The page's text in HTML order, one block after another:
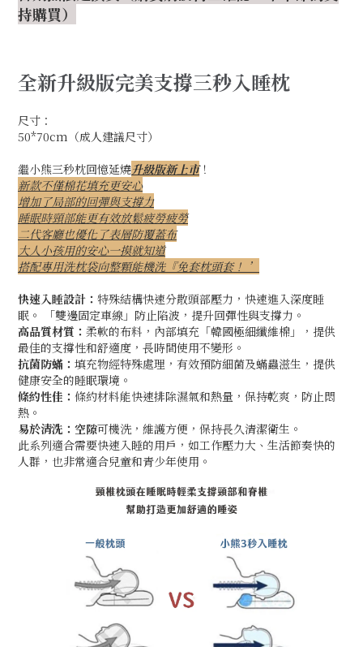
持購買）
全新升級版完美支撐三秒入睡枕
尺寸：
50*70cm（成人建議尺寸）
繼小熊三秒枕回憶延燒升級版新上市！
新款不僅棉花填充更安心
增加了局部的回彈與支撐力
睡眠時頸部能更有效放鬆疲勞疲勞
二代客廳也優化了表層防覆蓋布
大人小孩用的安心一摸就知道
搭配專用洗枕袋向整顆能機洗『免套枕頭套！ ’
快速入睡設計： 特殊結構快速分散頭部壓力，快速進入深度睡
眠。 「雙邊固定車線」防止陷波，提升回彈性與支撐力。
高品質材質： 柔軟的布料，內部填充「韓國極細纖維棉」，提供
最佳的支撐性和舒適度，長時間使用不變形。
抗菌防蟎： 填充物經特殊處理，有效預防細菌及蟎蟲滋生，提供
健康安全的睡眠環境。
條約性佳： 條約材料能快速排除濕氣和熱量，保持乾爽，防止悶
熱。
易於清洗：空隙可機洗，維護方便，保持長久清潔衛生。
此系列適合需要快速入睡的用戶，如工作壓力大、生活節奏快的
人群，也非常適合兒童和青少年使用。